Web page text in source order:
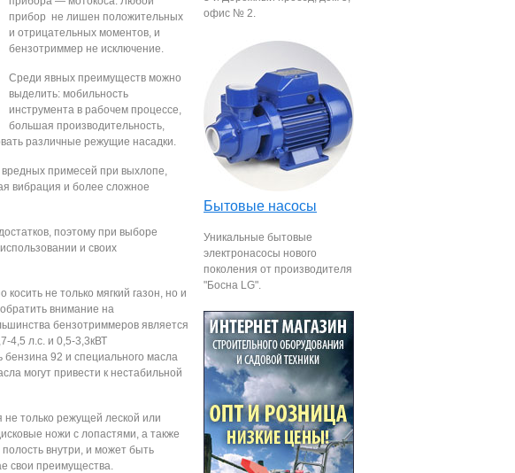
прибор не лишен положительных
и отрицательных моментов, и
бензотриммер не исключение.
Среди явных преимуществ можно
выделить: мобильность
инструмента в рабочем процессе,
большая производительность,
различные режущие насадки.
вредных примесей при выхлопе,
вибрация и более сложное
поэтому при выборе
и своих
не только мягкий газон, но и
внимание на
бензотриммеров является
4,5 л.с. и 0,5-3,3кВТ
бензина 92 и специального масла
могут привести к нестабильной
только режущей леской или
ножи с лопастями, а также
внутри, и может быть
свои преимущества.
офис № 2.
Бытовые насосы
Уникальные бытовые
электронасосы нового
поколения от производителя
"Босна LG".